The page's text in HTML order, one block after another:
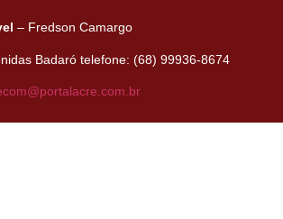
– Fredson Camargo
Badaró telefone: (68) 99936-8674